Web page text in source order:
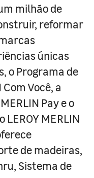
milhão de
reformar
únicas
o Programa de
Você, a
Pay e o
LEROY MERLIN
de madeiras,
Sistema de